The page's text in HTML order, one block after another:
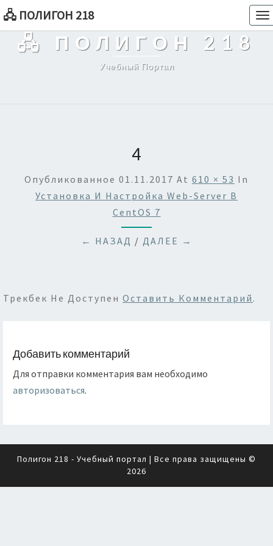
🖧 ПОЛИГОН 218
🖧 ПОЛИГОН 218
Учебный Портал
4
Опубликованное 01.11.2017 At 610 × 53 In
Установка И Настройка Web-Server В
CentOS 7
← НАЗАД / ДАЛЕЕ →
Трекбек Не Доступен Оставить Комментарий .
Добавить комментарий
Для отправки комментария вам необходимо
авторизоваться.
Полигон 218 - Учебный портал | Все права защищены ©
2026